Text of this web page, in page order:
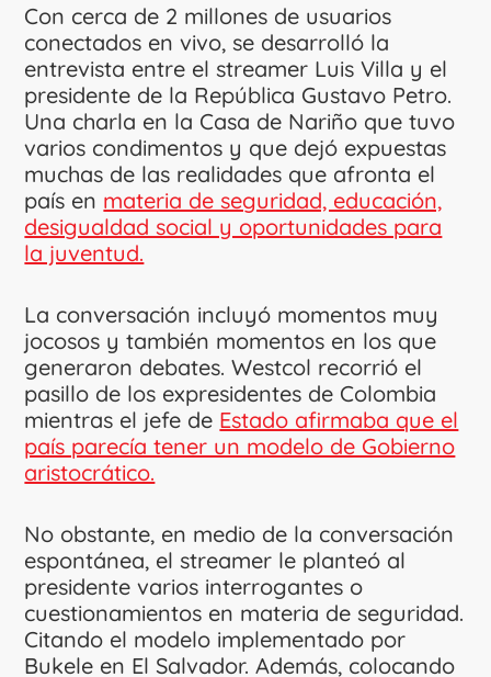
Con cerca de 2 millones de usuarios
conectados en vivo, se desarrolló la
entrevista entre el streamer Luis Villa y el
presidente de la República Gustavo Petro.
Una charla en la Casa de Nariño que tuvo
varios condimentos y que dejó expuestas
muchas de las realidades que afronta el
país en materia de seguridad, educación,
desigualdad social y oportunidades para
la juventud.
La conversación incluyó momentos muy
jocosos y también momentos en los que
generaron debates. Westcol recorrió el
pasillo de los expresidentes de Colombia
mientras el jefe de Estado afirmaba que el
país parecía tener un modelo de Gobierno
aristocrático.
No obstante, en medio de la conversación
espontánea, el streamer le planteó al
presidente varios interrogantes o
cuestionamientos en materia de seguridad.
Citando el modelo implementado por
Bukele en El Salvador. Además, colocando